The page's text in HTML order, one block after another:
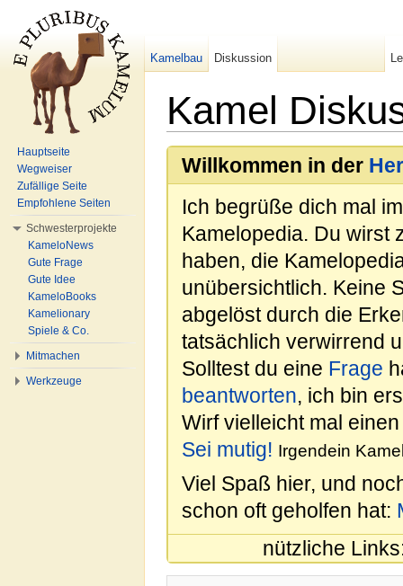
Kamel
Willkommen in der
Ich begrüße dich mal
Kamelopedia. Du wirst
haben, die
unübersichtlich. Keine
abgelöst durch die
tatsächlich verwirrend
Solltest du eine Frage
beantworten, ich bin
Wirf vielleicht mal
Sei mutig! Irgendein
Viel Spaß hier, und
schon oft geholfen hat:
nützliche
Kamelbau Diskussion
Hauptseite
Wegweiser
Zufällige Seite
Empfohlene Seiten
Schwesterprojekte
KameloNews
Gute Frage
Gute Idee
KameloBooks
Kamelionary
Spiele & Co.
Mitmachen
Werkzeuge